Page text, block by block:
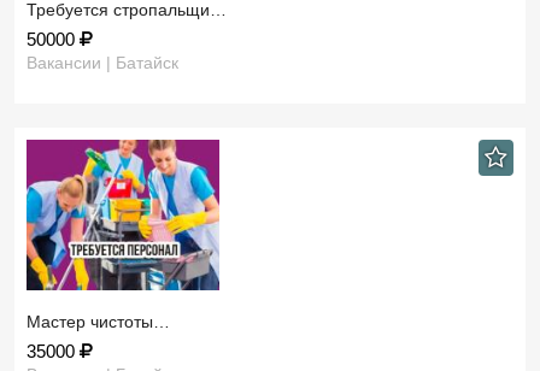
Требуется стропальщи…
50000
Вакансии | Батайск
Мастер чистоты…
35000